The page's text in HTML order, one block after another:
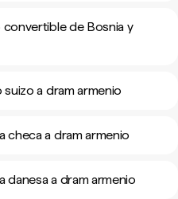
de Bosnia y
a dram armenio
checa a dram armenio
a dram armenio